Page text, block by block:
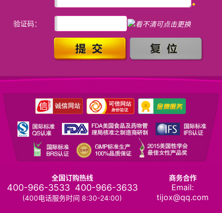
*
验证码：
全国订购热线
400-966-3533 400-966-3633
(400电话服务时间 8:30-24:00)
商务合作
Email:
tijox@qq.com